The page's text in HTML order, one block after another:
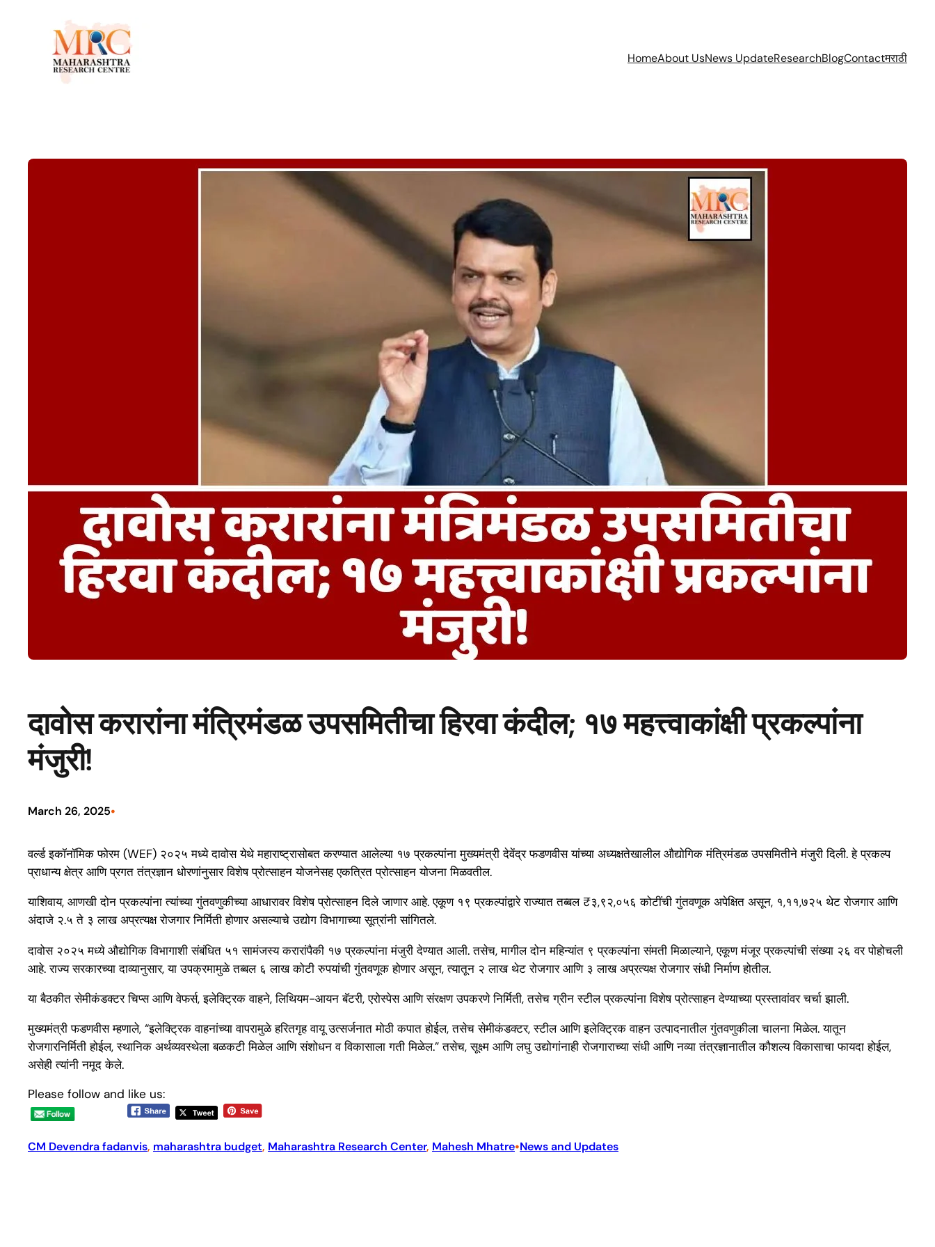
HomeAbout UsNews UpdateResearchBlogContactमराठी
दावोस करारांना मंत्रिमंडळ उपसमितीचा हिरवा कंदील; १७ महत्त्वाकांक्षी प्रकल्पांना
मंजुरी!
March 26, 2025•
वर्ल्ड इकॉनॉमिक फोरम (WEF) २०२५ मध्ये दावोस येथे महाराष्ट्रासोबत करण्यात आलेल्या १७ प्रकल्पांना मुख्यमंत्री देवेंद्र फडणवीस यांच्या अध्यक्षतेखालील औद्योगिक मंत्रिमंडळ उपसमितीने मंजुरी दिली. हे प्रकल्प
प्राधान्य क्षेत्र आणि प्रगत तंत्रज्ञान धोरणांनुसार विशेष प्रोत्साहन योजनेसह एकत्रित प्रोत्साहन योजना मिळवतील.
याशिवाय, आणखी दोन प्रकल्पांना त्यांच्या गुंतवणुकीच्या आधारावर विशेष प्रोत्साहन दिले जाणार आहे. एकूण १९ प्रकल्पांद्वारे राज्यात तब्बल ₹३,९२,०५६ कोटींची गुंतवणूक अपेक्षित असून, १,११,७२५ थेट रोजगार आणि
अंदाजे २.५ ते ३ लाख अप्रत्यक्ष रोजगार निर्मिती होणार असल्याचे उद्योग विभागाच्या सूत्रांनी सांगितले.
दावोस २०२५ मध्ये औद्योगिक विभागाशी संबंधित ५१ सामंजस्य करारांपैकी १७ प्रकल्पांना मंजुरी देण्यात आली. तसेच, मागील दोन महिन्यांत ९ प्रकल्पांना संमती मिळाल्याने, एकूण मंजूर प्रकल्पांची संख्या २६ वर पोहोचली
आहे. राज्य सरकारच्या दाव्यानुसार, या उपक्रमामुळे तब्बल ६ लाख कोटी रुपयांची गुंतवणूक होणार असून, त्यातून २ लाख थेट रोजगार आणि ३ लाख अप्रत्यक्ष रोजगार संधी निर्माण होतील.
या बैठकीत सेमीकंडक्टर चिप्स आणि वेफर्स, इलेक्ट्रिक वाहने, लिथियम-आयन बॅटरी, एरोस्पेस आणि संरक्षण उपकरणे निर्मिती, तसेच ग्रीन स्टील प्रकल्पांना विशेष प्रोत्साहन देण्याच्या प्रस्तावांवर चर्चा झाली.
मुख्यमंत्री फडणवीस म्हणाले, “इलेक्ट्रिक वाहनांच्या वापरामुळे हरितगृह वायू उत्सर्जनात मोठी कपात होईल, तसेच सेमीकंडक्टर, स्टील आणि इलेक्ट्रिक वाहन उत्पादनातील गुंतवणुकीला चालना मिळेल. यातून
रोजगारनिर्मिती होईल, स्थानिक अर्थव्यवस्थेला बळकटी मिळेल आणि संशोधन व विकासाला गती मिळेल.” तसेच, सूक्ष्म आणि लघु उद्योगांनाही रोजगाराच्या संधी आणि नव्या तंत्रज्ञानातील कौशल्य विकासाचा फायदा होईल,
असेही त्यांनी नमूद केले.
Please follow and like us:
CM Devendra fadanvis, maharashtra budget, Maharashtra Research Center, Mahesh Mhatre•News and Updates